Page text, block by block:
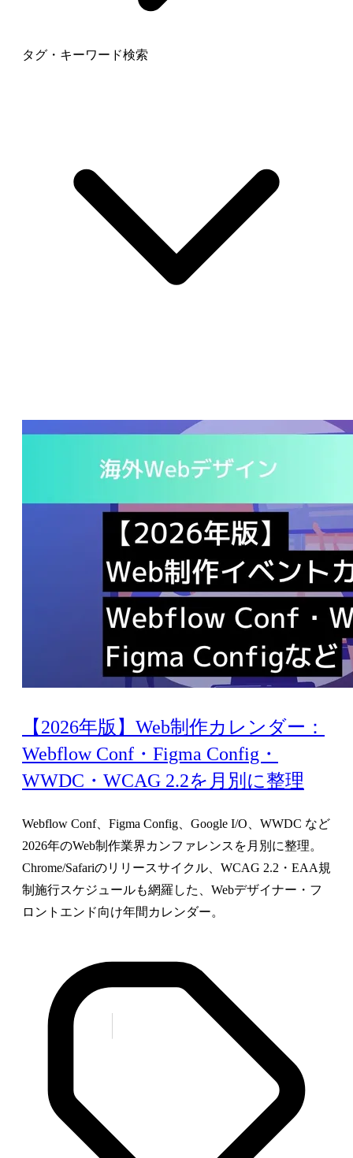
タグ・キーワード検索
【2026年版】Web制作カレンダー：
Webflow Conf・Figma Config・
WWDC・WCAG 2.2を月別に整理
Webflow Conf、Figma Config、Google I/O、WWDC など
2026年のWeb制作業界カンファレンスを月別に整理。
Chrome/Safariのリリースサイクル、WCAG 2.2・EAA規
制施行スケジュールも網羅した、Webデザイナー・フ
ロントエンド向け年間カレンダー。